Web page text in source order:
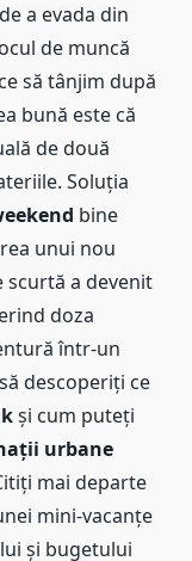
a evada din
de muncă
să tânjim după
bună este că
de două
Soluția
bine
unui nou
scurtă a devenit
doza
într-un
descoperiți ce
și cum puteți
urbane
mai departe
mini-vacanțe
și bugetului